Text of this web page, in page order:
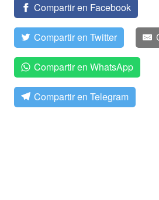
Compartir en Facebook
Compartir en Twitter
Compartir en WhatsApp
Compartir en Telegram